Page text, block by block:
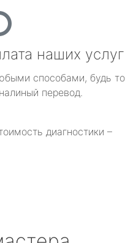
наших услуг
способами, будь то
перевод.
диагностики –